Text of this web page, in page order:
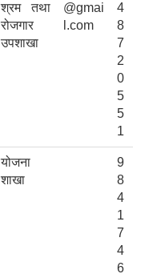
श्रम तथा
रोजगार
उपशाखा
@gmai
l.com
4
8
7
2
0
5
5
1
योजना
शाखा
9
8
4
1
7
4
6